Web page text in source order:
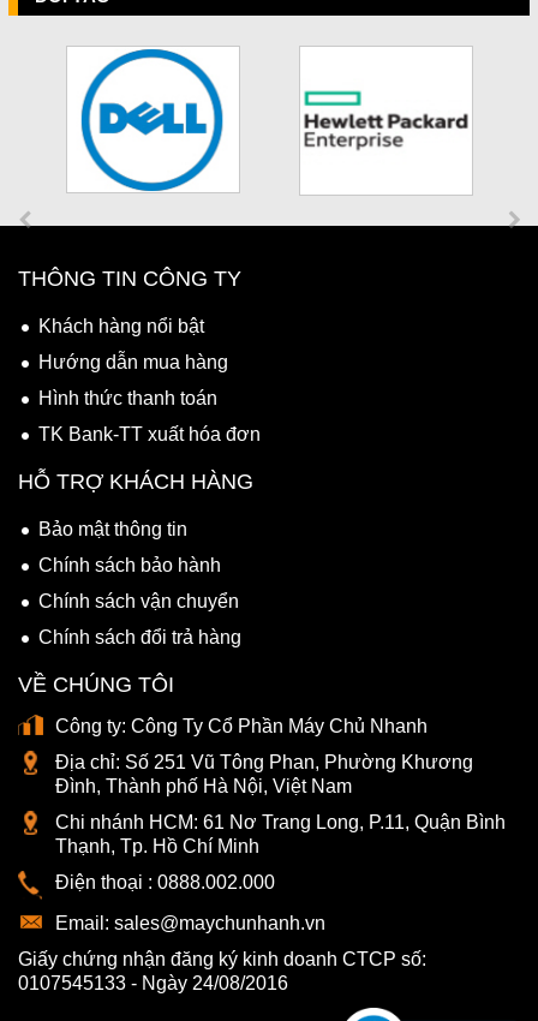
THÔNG TIN CÔNG TY
Khách hàng nổi bật
Hướng dẫn mua hàng
Hình thức thanh toán
TK Bank-TT xuất hóa đơn
HỖ TRỢ KHÁCH HÀNG
Bảo mật thông tin
Chính sách bảo hành
Chính sách vận chuyển
Chính sách đổi trả hàng
VỀ CHÚNG TÔI
Công ty: Công Ty Cổ Phần Máy Chủ Nhanh
Địa chỉ: Số 251 Vũ Tông Phan, Phường Khương
Đình, Thành phố Hà Nội, Việt Nam
Chi nhánh HCM: 61 Nơ Trang Long, P.11, Quận Bình
Thạnh, Tp. Hồ Chí Minh
Điện thoại : 0888.002.000
Email: sales@maychunhanh.vn
Giấy chứng nhận đăng ký kinh doanh CTCP số:
0107545133 - Ngày 24/08/2016